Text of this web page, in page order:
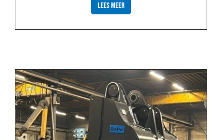
LEES MEER